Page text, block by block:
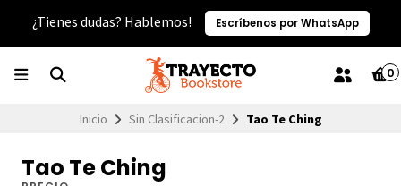
¿Tienes dudas? Hablemos! Escríbenos por WhatsApp
0
Inicio Sin Clasificacion-2 Tao Te Ching
Tao Te Ching